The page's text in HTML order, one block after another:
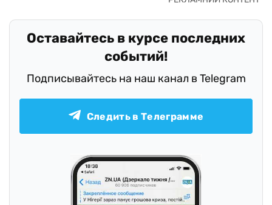
Оставайтесь в курсе последних
событий!
Подписывайтесь на наш канал в Telegram
Следить в Телеграмме